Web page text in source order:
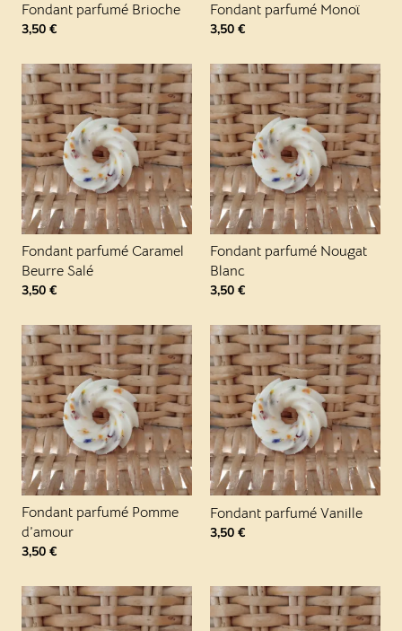
Fondant parfumé Brioche
3,50 €
Fondant parfumé Monoï
3,50 €
Fondant parfumé Caramel
Beurre Salé
3,50 €
Fondant parfumé Nougat
Blanc
3,50 €
Fondant parfumé Pomme
d’amour
3,50 €
Fondant parfumé Vanille
3,50 €